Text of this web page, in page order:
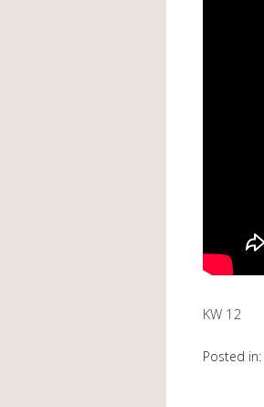
KW 12
Posted in: